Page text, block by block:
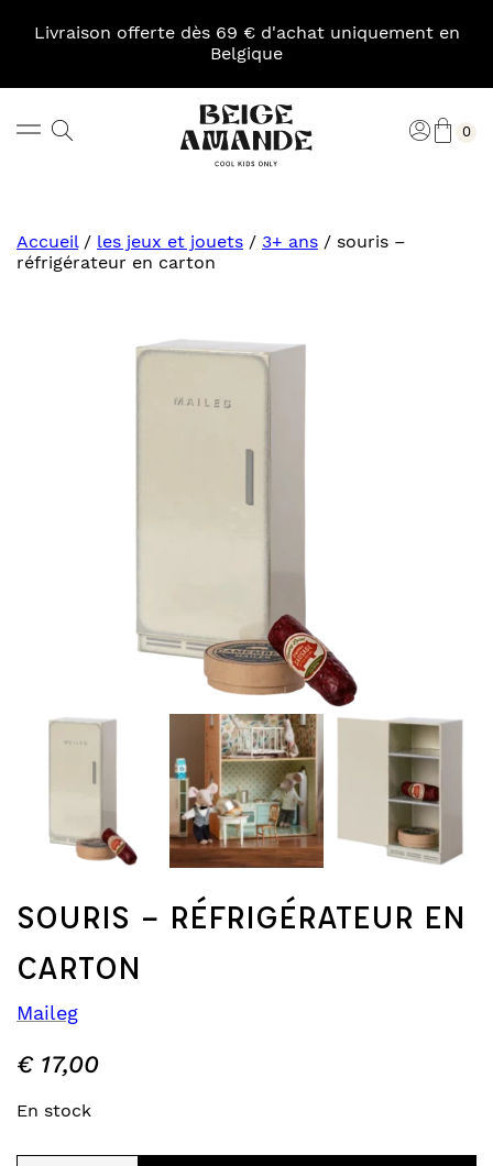
Livraison offerte dès 69 € d'achat uniquement en
Belgique
Rechercher 0
Accueil/ les jeux et jouets / 3+ ans / souris –
réfrigérateur en carton
SOURIS – RÉFRIGÉRATEUR EN
CARTON
Maileg
€17,00
En stock